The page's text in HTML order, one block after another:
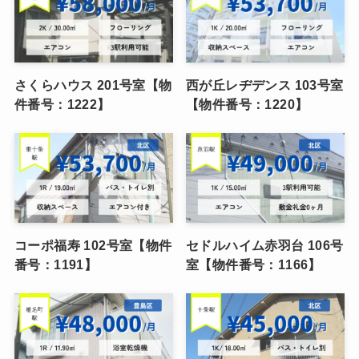
さくらハウス 201号室【物
件番号：1222】
西が丘レヂデンス 103号室
【物件番号：1220】
コーポ福寿 102号室【物件
番号：1191】
セドルハイム赤羽台 106号
室【物件番号：1166】